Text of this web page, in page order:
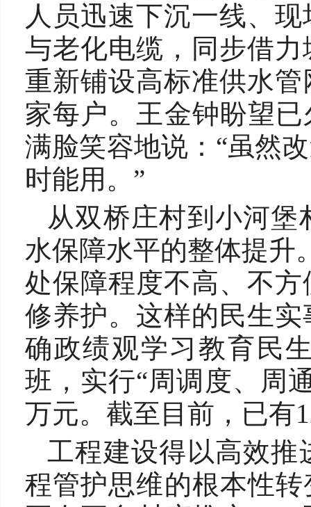
人员迅速下沉一线、
与老化电缆，同步借
重新铺设高标准供水
家每户。王金钟盼望
满脸笑容地说：“虽然
时能用。”
从双桥庄村到小河
水保障水平的整体提升
处保障程度不高、不
修养护。这样的民生
确政绩观学习教育民
班，实行“周调度、周
万元。截至目前，已有
工程建设得以高效推
程管护思维的根本性